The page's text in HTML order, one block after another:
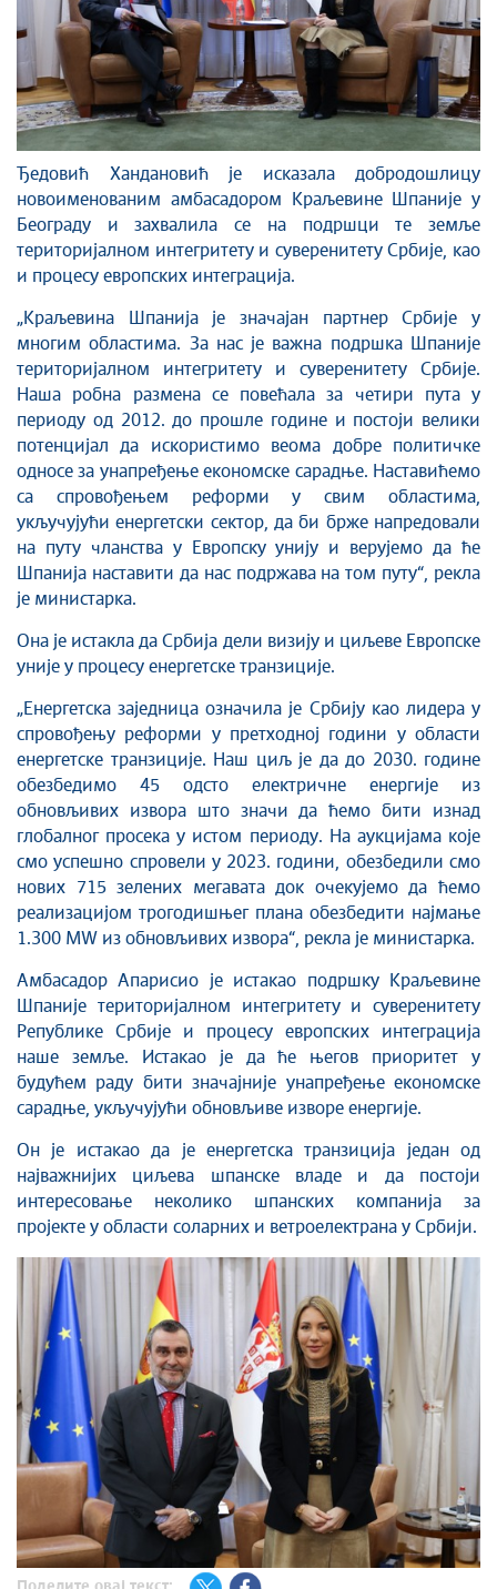
Ђедовић Хандановић је исказала добродошлицу
новоименованим амбасадором Краљевине Шпаније у
Београду и захвалила се на подршци те земље
територијалном интегритету и суверенитету Србије, као
и процесу европских интеграција.
„Краљевина Шпанија је значајан партнер Србије у
многим областима. За нас је важна подршка Шпаније
територијалном интегритету и суверенитету Србије.
Наша робна размена се повећала за четири пута у
периоду од 2012. до прошле године и постоји велики
потенцијал да искористимо веома добре политичке
односе за унапређење економске сарадње. Наставићемо
са спровођењем реформи у свим областима,
укључујући енергетски сектор, да би брже напредовали
на путу чланства у Европску унију и верујемо да ће
Шпанија наставити да нас подржава на том путу“, рекла
је министарка.
Она је истакла да Србија дели визију и циљеве Европске
уније у процесу енергетске транзиције.
„Енергетска заједница означила је Србију као лидера у
спровођењу реформи у претходној години у области
енергетске транзиције. Наш циљ је да до 2030. године
обезбедимо 45 одсто електричне енергије из
обновљивих извора што значи да ћемо бити изнад
глобалног просека у истом периоду. На аукцијама које
смо успешно спровели у 2023. години, обезбедили смо
нових 715 зелених мегавата док очекујемо да ћемо
реализацијом трогодишњег плана обезбедити најмање
1.300 МW из обновљивих извора“, рекла је министарка.
Амбасадор Апарисио је истакао подршку Краљевине
Шпаније територијалном интегритету и суверенитету
Републике Србије и процесу европских интеграција
наше земље. Истакао је да ће његов приоритет у
будућем раду бити значајније унапређење економске
сарадње, укључујући обновљиве изворе енергије.
Он је истакао да је енергетска транзиција један од
најважнијих циљева шпанске владе и да постоји
интересовање неколико шпанских компанија за
пројекте у области соларних и ветроелектрана у Србији.